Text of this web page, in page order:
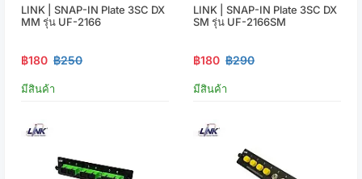
LINK | SNAP-IN Plate 3SC DX
MM รุ่น UF-2166
฿180 ฿250
มีสินค้า
LINK | SNAP-IN Plate 3SC DX
SM รุ่น UF-2166SM
฿180 ฿290
มีสินค้า